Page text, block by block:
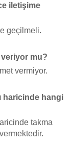
iletişime
geçilmeli.
veriyor mu?
vermiyor.
haricinde hangi
takma